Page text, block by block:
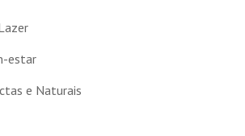
estar
e Naturais